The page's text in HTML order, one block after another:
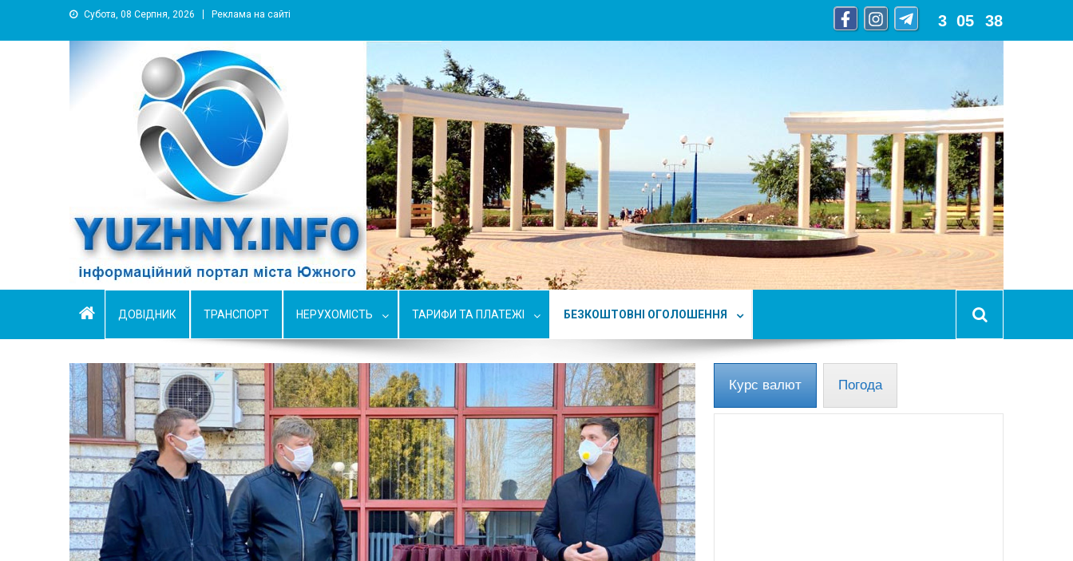
Субота, 08 Серпня, 2026 Реклама на сайті 3 05 40
YUZHNY.INFO
информационный портал города Южный
ДОВІДНИК ТРАНСПОРТ НЕРУХОМІСТЬ ТАРИФИ ТА ПЛАТЕЖІ БЕЗКОШТОВНІ ОГОЛОШЕННЯ
Курс валют Погода